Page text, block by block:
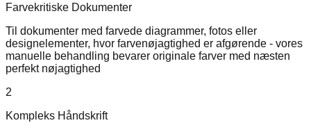
Farvekritiske Dokumenter
Til dokumenter med farvede diagrammer, fotos eller
designelementer, hvor farvenøjagtighed er afgørende - vores
manuelle behandling bevarer originale farver med næsten
perfekt nøjagtighed
2
Kompleks Håndskrift